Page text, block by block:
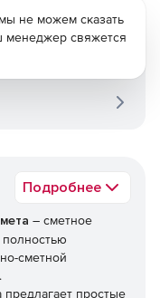
Подробнее
– сметное
сметной
простые
не можем сказать
менеджер свяжется